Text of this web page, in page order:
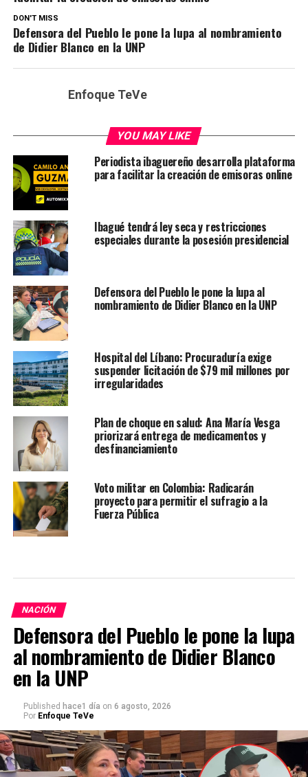
DON'T MISS
Defensora del Pueblo le pone la lupa al nombramiento
de Didier Blanco en la UNP
Enfoque TeVe
YOU MAY LIKE
Periodista ibaguereño desarrolla plataforma
para facilitar la creación de emisoras online
Ibagué tendrá ley seca y restricciones
especiales durante la posesión presidencial
Defensora del Pueblo le pone la lupa al
nombramiento de Didier Blanco en la UNP
Hospital del Líbano: Procuraduría exige
suspender licitación de $79 mil millones por
irregularidades
Plan de choque en salud: Ana María Vesga
priorizará entrega de medicamentos y
desfinanciamiento
Voto militar en Colombia: Radicarán
proyecto para permitir el sufragio a la
Fuerza Pública
NACIÓN
Defensora del Pueblo le pone la lupa
al nombramiento de Didier Blanco
en la UNP
Published hace1 día on 6 agosto, 2026
Por Enfoque TeVe